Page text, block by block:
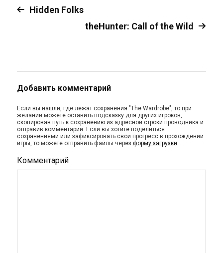
Hidden Folks
theHunter: Call of the Wild
Добавить комментарий
Если вы нашли, где лежат сохранения "The Wardrobe", то при
желании можете оставить подсказку для других игроков,
скопировав путь к сохранению из адресной строки проводника и
отправив комментарий. Если вы хотите поделиться
сохранениями или зафиксировать свой прогресс в прохождении
игры, то можете отправить файлы через форму загрузки.
Комментарий